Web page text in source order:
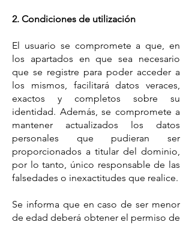
2. Condiciones de utilización
El usuario se compromete a que, en
los apartados en que sea necesario
que se registre para poder acceder a
los mismos, facilitará datos veraces,
exactos y completos sobre su
identidad. Además, se compromete a
mantener actualizados los datos
personales que pudieran ser
proporcionados a titular del dominio,
por lo tanto, único responsable de las
falsedades o inexactitudes que realice.
Se informa que en caso de ser menor
de edad deberá obtener el permiso de